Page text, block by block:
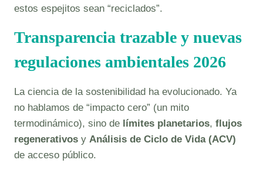
estos espejitos sean “reciclados”.
Transparencia trazable y nuevas
regulaciones ambientales 2026
La ciencia de la sostenibilidad ha evolucionado. Ya
no hablamos de “impacto cero” (un mito
termodinámico), sino de límites planetarios, flujos
regenerativos y Análisis de Ciclo de Vida (ACV)
de acceso público.